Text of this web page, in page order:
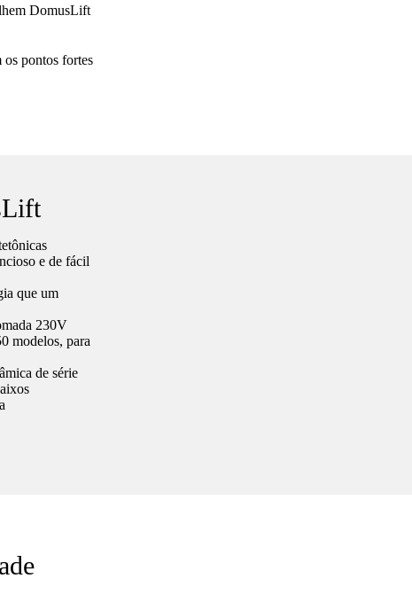
DomusLift
os pontos fortes
e de fácil
que um
230V
modelos, para
de série